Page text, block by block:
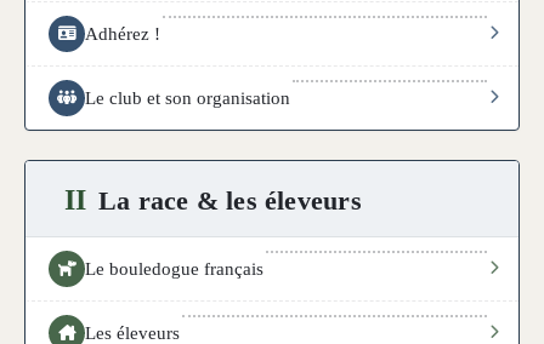
Adhérez !
Le club et son organisation
II La race & les éleveurs
Le bouledogue français
Les éleveurs